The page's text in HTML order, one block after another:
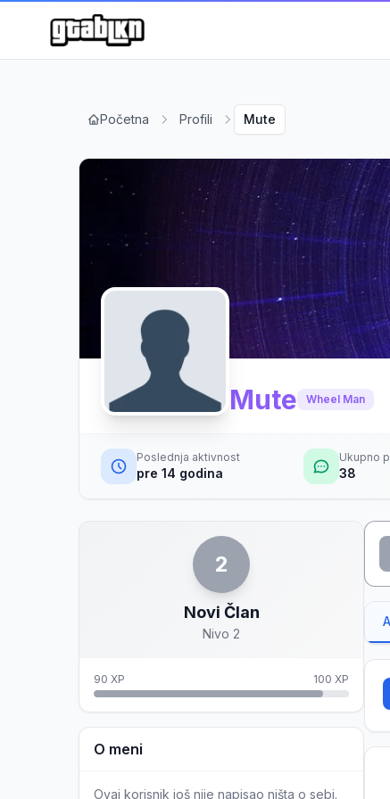
Početna Profili Mute
Mute Wheel Man
Poslednja aktivnost
pre 14 godina
Ukupno
38
2
Novi Član
Nivo 2
90 XP 100 XP
O meni
Ovaj korisnik još nije napisao ništa o sebi.